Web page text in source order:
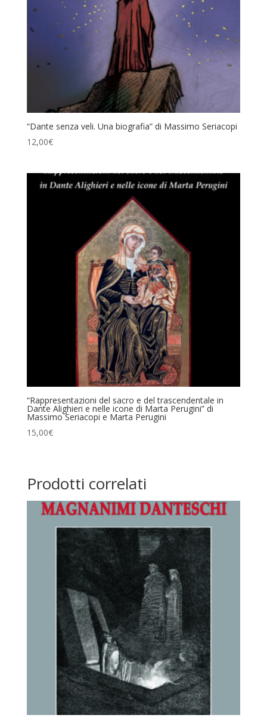
“Dante senza veli. Una biografia” di Massimo Seriacopi
12,00€
“Rappresentazioni del sacro e del trascendentale in
Dante Alighieri e nelle icone di Marta Perugini” di
Massimo Seriacopi e Marta Perugini
15,00€
Prodotti correlati